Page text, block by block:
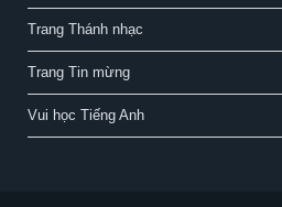
Trang Thánh nhạc
Trang Tin mừng
Vui học Tiếng Anh